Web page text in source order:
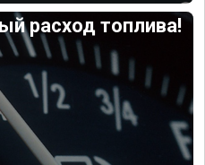
расход топлива!